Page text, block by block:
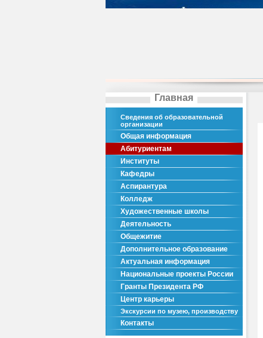
Главная
Сведения об образовательной
организации
Общая информация
Абитуриентам
Институты
Кафедры
Аспирантура
Колледж
Художественные школы
Деятельность
Общежитие
Дополнительное образование
Актуальная информация
Национальные проекты России
Гранты Президента РФ
Центр карьеры
Экскурсии по музею, производству
Контакты